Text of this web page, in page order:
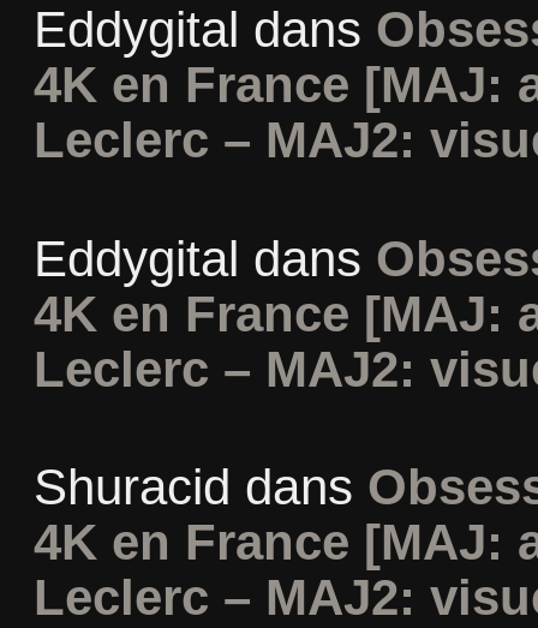
Eddygital dans
4K en France [MAJ:
Leclerc – MAJ2:
Eddygital dans
4K en France [MAJ:
Leclerc – MAJ2:
Shuracid dans
4K en France [MAJ:
Leclerc – MAJ2: